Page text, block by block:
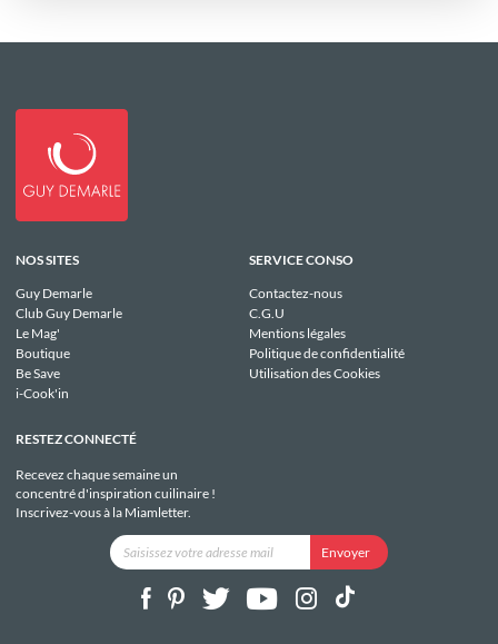
NOS SITES
Guy Demarle
Club Guy Demarle
Le Mag'
Boutique
Be Save
i-Cook'in
SERVICE CONSO
Contactez-nous
C.G.U
Mentions légales
Politique de confidentialité
Utilisation des Cookies
RESTEZ CONNECTÉ
Recevez chaque semaine un
concentré d'inspiration cuilinaire !
Inscrivez-vous à la Miamletter.